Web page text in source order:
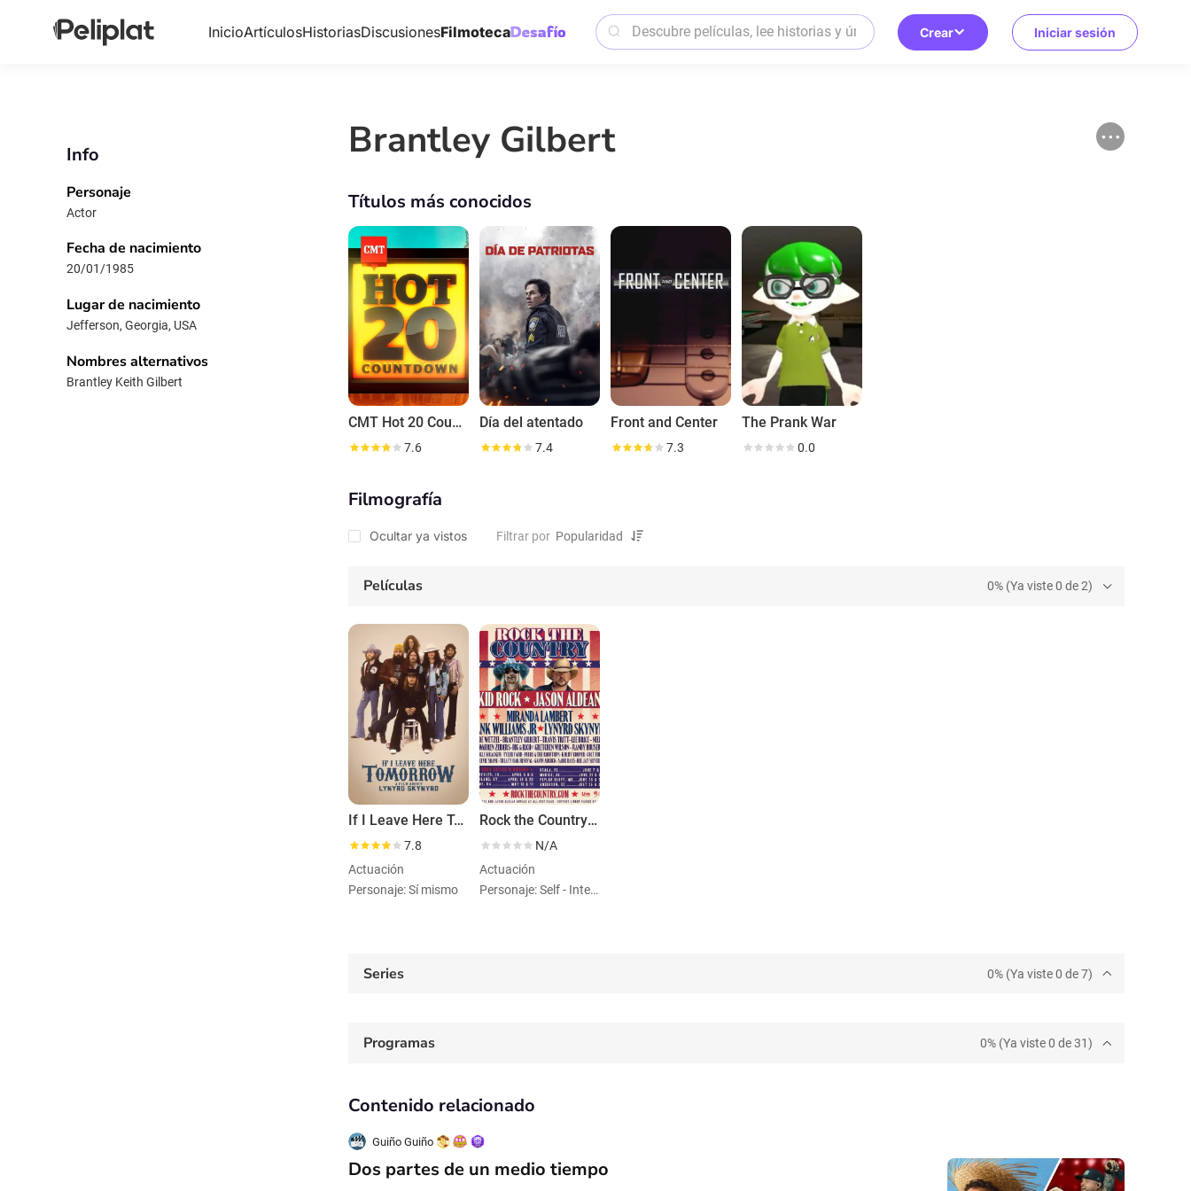
InicioArtículosHistoriasDiscusionesFilmoteca Crear Iniciar sesión
Info
Personaje
Actor
Fecha de nacimiento
20/01/1985
Lugar de nacimiento
Jefferson, Georgia, USA
Nombres alternativos
Brantley Keith Gilbert
Brantley Gilbert
Títulos más conocidos
CMT Hot 20 Countdown
7.6
Día del atentado
7.4
Front and Center
7.3
The Prank War
0.0
Filmografía
Ocultar ya vistos Filtrar por
Películas 0% (Ya viste 0 de 2)
If I Leave Here Tomorrow: A Film About Lynyrd Skynyrd
7.8
Actuación
Personaje: Sí mismo
Rock the Country '24
N/A
Actuación
Personaje: Self - Interviewee
Series 0% (Ya viste 0 de 7)
Programas 0% (Ya viste 0 de 31)
Contenido relacionado
Guiño Guiño
Dos partes de un medio tiempo